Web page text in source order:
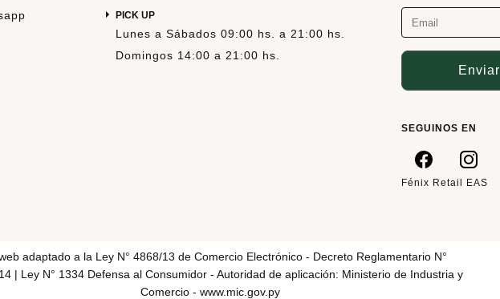
PICK UP
Lunes a Sábados 09:00 hs. a 21:00 hs.
Domingos 14:00 a 21:00 hs.
Enviar
SEGUINOS EN
Fénix Retail EAS
adaptado a la Ley N° 4868/13 de Comercio Electrónico - Decreto Reglamentario N°
| Ley N° 1334 Defensa al Consumidor - Autoridad de aplicación: Ministerio de Industria y
Comercio - www.mic.gov.py